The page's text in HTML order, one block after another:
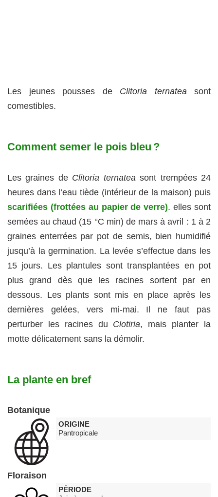
Les jeunes pousses de Clitoria ternateasont
comestibles.
Comment semer le pois bleu ?
Les graines de Clitoria ternatea sont trempées 24
heures dans l’eau tiède (intérieur de la maison) puis
scarifiées (frottées au papier de verre). elles sont
semées au chaud (15 °C min) de mars à avril : 1 à 2
graines enterrées par pot de semis, bien humidifié
jusqu’à la germination. La levée s’effectue dans les
15 jours. Les plantules sont transplantées en pot
plus grand dès que les racines sortent par en
dessous. Les plants sont mis en place après les
dernières gelées, vers mi-mai. Il ne faut pas
perturber les racines du Clotiria, mais planter la
motte délicatement sans la démolir.
La plante en bref
Botanique
ORIGINE
Pantropicale
Floraison
PÉRIODE